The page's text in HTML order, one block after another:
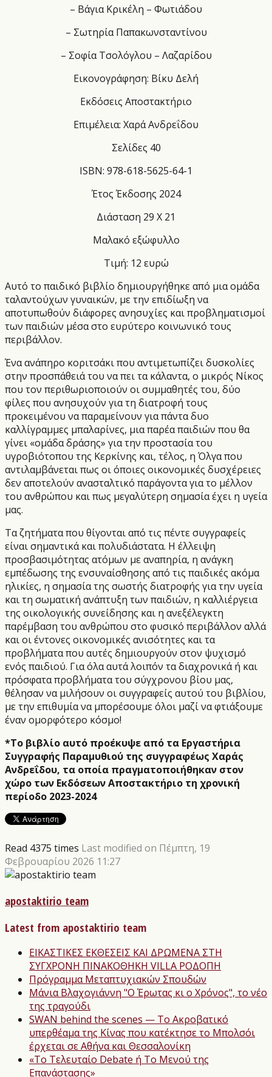
– Βάγια Κρικέλη – Φωτιάδου
– Σωτηρία Παπακωνσταντίνου
– Σοφία Τσολόγλου – Λαζαρίδου
Εικονογράφηση: Βίκυ Δελή
Εκδόσεις Αποστακτήριο
Επιμέλεια: Χαρά Ανδρεΐδου
Σελίδες 40
ISBN: 978-618-5625-64-1
Έτος Έκδοσης 2024
Διάσταση 29 Χ 21
Μαλακό εξώφυλλο
Τιμή: 12 ευρώ
Αυτό το παιδικό βιβλίο δημιουργήθηκε από μια ομάδα
ταλαντούχων γυναικών, με την επιδίωξη να
αποτυπωθούν διάφορες ανησυχίες και προβληματισμοί
των παιδιών μέσα στο ευρύτερο κοινωνικό τους
περιβάλλον.
Ένα ανάπηρο κοριτσάκι που αντιμετωπίζει δυσκολίες
στην προσπάθειά του να πει τα κάλαντα, ο μικρός Νίκος
που τον περιθωριοποιούν οι συμμαθητές του, δύο
φίλες που ανησυχούν για τη διατροφή τους
προκειμένου να παραμείνουν για πάντα δυο
καλλίγραμμες μπαλαρίνες, μια παρέα παιδιών που θα
γίνει «ομάδα δράσης» για την προστασία του
υγροβιότοπου της Κερκίνης και, τέλος, η Όλγα που
αντιλαμβάνεται πως οι όποιες οικονομικές δυσχέρειες
δεν αποτελούν ανασταλτικό παράγοντα για το μέλλον
του ανθρώπου και πως μεγαλύτερη σημασία έχει η υγεία
μας.
Τα ζητήματα που θίγονται από τις πέντε συγγραφείς
είναι σημαντικά και πολυδιάστατα. Η έλλειψη
προσβασιμότητας ατόμων με αναπηρία, η ανάγκη
εμπέδωσης της ενσυναίσθησης από τις παιδικές ακόμα
ηλικίες, η σημασία της σωστής διατροφής για την υγεία
και τη σωματική ανάπτυξη των παιδιών, η καλλιέργεια
της οικολογικής συνείδησης και η ανεξέλεγκτη
παρέμβαση του ανθρώπου στο φυσικό περιβάλλον αλλά
και οι έντονες οικονομικές ανισότητες και τα
προβλήματα που αυτές δημιουργούν στον ψυχισμό
ενός παιδιού. Για όλα αυτά λοιπόν τα διαχρονικά ή και
πρόσφατα προβλήματα του σύγχρονου βίου μας,
θέλησαν να μιλήσουν οι συγγραφείς αυτού του βιβλίου,
με την επιθυμία να μπορέσουμε όλοι μαζί να φτιάξουμε
έναν ομορφότερο κόσμο!
*Το βιβλίο αυτό προέκυψε από τα Εργαστήρια
Συγγραφής Παραμυθιού της συγγραφέως Χαράς
Ανδρεΐδου, τα οποία πραγματοποιήθηκαν στον
χώρο των Εκδόσεων Αποστακτήριο τη χρονική
περίοδο 2023-2024
Read 4375 times Last modified on Πέμπτη, 19
Φεβρουαρίου 2026 11:27
apostaktirio team
Latest from apostaktirio team
ΕΙΚΑΣΤΙΚΕΣ ΕΚΘΕΣΕΙΣ ΚΑΙ ΔΡΩΜΕΝΑ ΣΤΗ
ΣΥΓΧΡΟΝΗ ΠΙΝΑΚΟΘΗΚΗ VILLA ΡΟΔΟΠΗ
Πρόγραμμα Μεταπτυχιακών Σπουδών
Μάνια Βλαχογιάννη "Ο Έρωτας κι ο Χρόνος", το νέο
της τραγούδι
SWAN behind the scenes — Το Ακροβατικό
υπερθέαμα της Κίνας που κατέκτησε το Μπολσόι
έρχεται σε Αθήνα και Θεσσαλονίκη
«Το Τελευταίο Debate ή Το Μενού της
Επανάστασης»